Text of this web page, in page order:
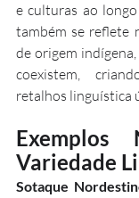
e culturas ao
também se reflete
de origem
coexistem,
retalhos linguística
Exemplos
Variedade
Sotaque